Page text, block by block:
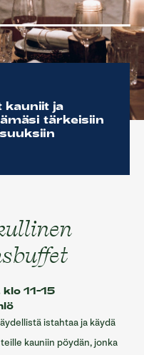
kauniit ja
tärkeisiin
11-15
istahtaa ja käydä
kauniin pöydän, jonka